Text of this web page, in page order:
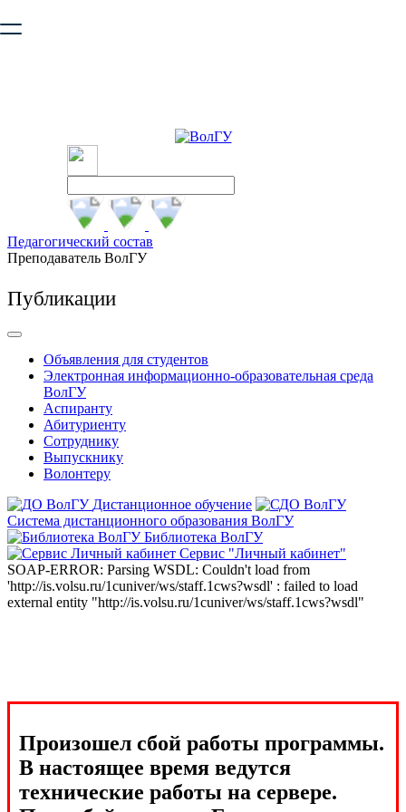
безопасную работу с сайтом. Пожалуйста
Педагогический состав
Преподаватель ВолГУ
Публикации
Объявления для студентов
Электронная информационно-образовательная среда
ВолГУ
Аспиранту
Абитуриенту
Сотруднику
Выпускнику
Волонтеру
Дистанционное обучение
Система дистанционного образования ВолГУ
Библиотека ВолГУ
Сервис "Личный кабинет"
SOAP-ERROR: Parsing WSDL: Couldn't load from
'http://is.volsu.ru/1cuniver/ws/staff.1cws?wsdl' : failed to load
external entity "http://is.volsu.ru/1cuniver/ws/staff.1cws?wsdl"
Произошел сбой работы программы.
В настоящее время ведутся
технические работы на сервере.